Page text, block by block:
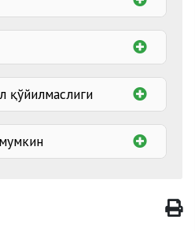
қўйилмаслиги
таклиф этиши